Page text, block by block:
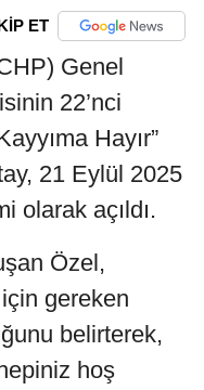
ET
Genel
22’nci
Hayır”
21 Eylül 2025
olarak açıldı.
Özel,
için gereken
belirterek,
hoş